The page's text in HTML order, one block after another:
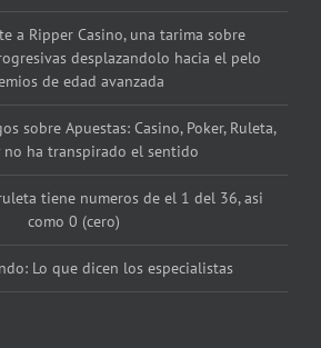
a Ripper Casino, una tarima sobre
desplazandolo hacia el pelo
de edad avanzada
sobre Apuestas: Casino, Poker, Ruleta,
no ha transpirado el sentido
tiene numeros de el 1 del 36, asi
como 0 (cero)
Lo que dicen los especialistas